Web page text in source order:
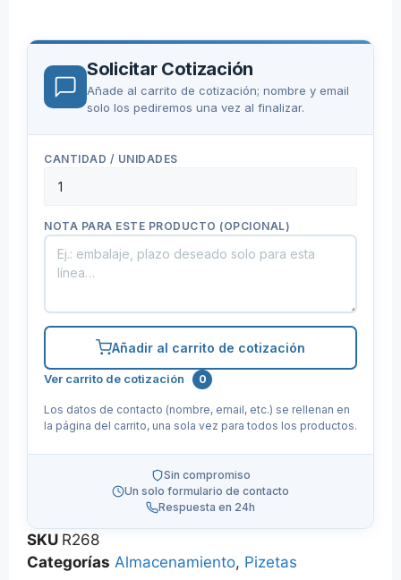
Solicitar Cotización
Añade al carrito de cotización; nombre y email
solo los pediremos una vez al finalizar.
CANTIDAD / UNIDADES
NOTA PARA ESTE PRODUCTO (OPCIONAL)
Añadir al carrito de cotización
Ver carrito de cotización 0
Los datos de contacto (nombre, email, etc.) se rellenan en
la página del carrito, una sola vez para todos los productos.
Sin compromiso
Un solo formulario de contacto
Respuesta en 24h
SKU R268
Categorías Almacenamiento, Pizetas